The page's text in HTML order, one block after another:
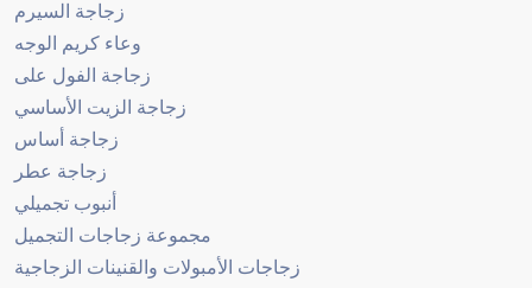
زجاجة السيرم
وعاء كريم الوجه
زجاجة الفول على
زجاجة الزيت الأساسي
زجاجة أساس
زجاجة عطر
أنبوب تجميلي
مجموعة زجاجات التجميل
زجاجات الأمبولات والقنينات الزجاجية